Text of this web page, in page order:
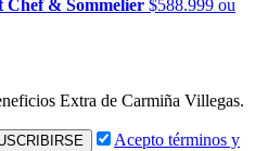
Chef & Sommelier $588.999 ou
Extra de Carmiña Villegas.
Acepto términos y